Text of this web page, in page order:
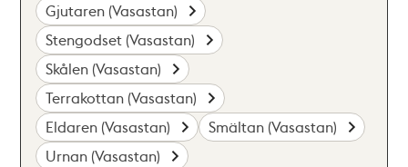
Gjutaren (Vasastan)
Stengodset (Vasastan)
Skålen (Vasastan)
Terrakottan (Vasastan)
Eldaren (Vasastan)
Smältan (Vasastan)
Urnan (Vasastan)